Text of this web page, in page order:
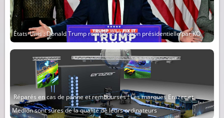
États-Unis : Donald Trump remporte l’élection présidentielle par KO
Réparés en cas de panne et remboursés ! Les marques Erazer et
Medion sont sûres de la qualité de leurs ordinateurs